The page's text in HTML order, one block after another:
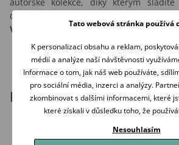
detailu.
Každý kousek je tvořen s
Vám přinášel radost po dlouhou dobu!
Podobné produkty
Tato webová stránka používá
K personalizaci obsahu a reklam,
médií a analýze naší návštěvnosti
Informace o tom, jak náš web používáte,
pro sociální média, inzerci a analýzy.
zkombinovat s dalšími informacemi, které
které získali v důsledku toho, že
Nesouhlasím